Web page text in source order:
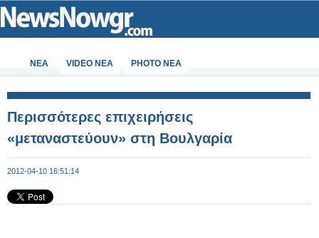
ΝΕΑ VIDEO NEA PHOTO NEA
Περισσότερες επιχειρήσεις
«μεταναστεύουν» στη Βουλγαρία
2012-04-10 16:51:14